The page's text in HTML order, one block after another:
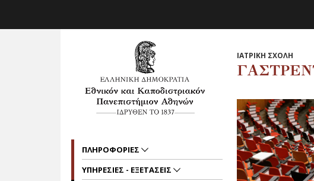
ΙΑΤΡΙΚΗ ΣΧΟΛΗ
ΠΛΗΡΟΦΟΡΙΕΣ
ΥΠΗΡΕΣΙΕΣ - ΕΞΕΤΑΣΕΙΣ